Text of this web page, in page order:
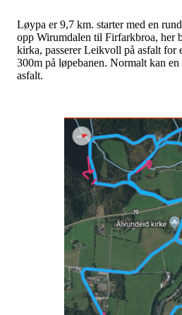
Løypa er 9,7 km. starter med en
opp Wirumdalen til Firfarkbroa, her
kirka, passerer Leikvoll på asfalt for
300m på løpebanen. Normalt kan
asfalt.